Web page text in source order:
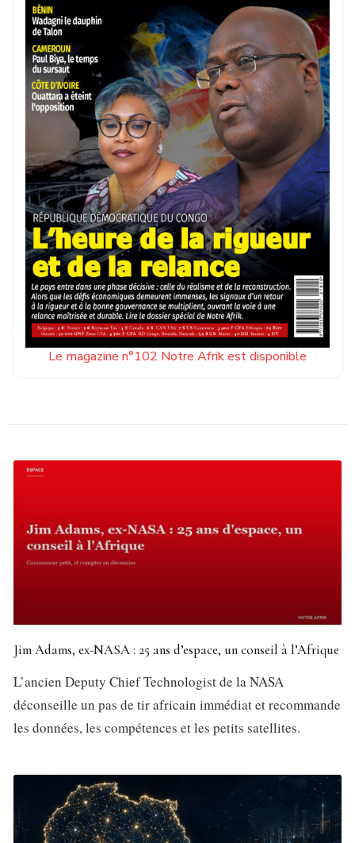
Le magazine n°102 Notre Afrik est disponible
Jim Adams, ex-NASA : 25 ans d’espace, un conseil à l’Afrique
L’ancien Deputy Chief Technologist de la NASA
déconseille un pas de tir africain immédiat et recommande
les données, les compétences et les petits satellites.